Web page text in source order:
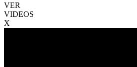
VER
VIDEOS
X